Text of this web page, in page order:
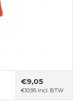
€9,05
€10,95 Incl. BTW